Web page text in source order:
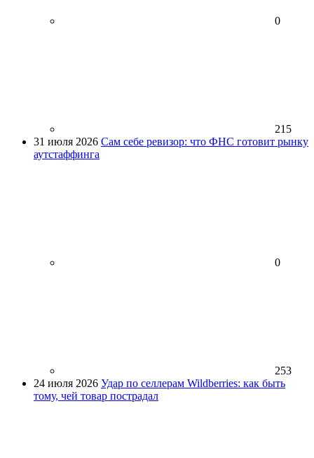
0
215
31 июля 2026 Сам себе ревизор: что ФНС готовит рынку
аутстаффинга
0
253
24 июля 2026 Удар по селлерам Wildberries: как быть
тому, чей товар пострадал